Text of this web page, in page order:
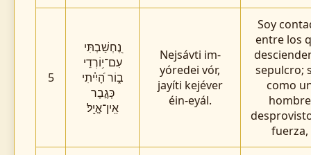
5
נֶ֭חְשַׁבְתִּי
עִם־י֥וֹרְדֵי
ב֑וֹר הָ֝יִ֗יתִי
כְּגֶ֣בֶר
אֵֽין־אֱיָֽל׃
Nejsávti im-
yóredei vór,
jayíti kejéver
éin-eyál.
Soy
entre los
sepulcro;
como
hombre
fuerza,